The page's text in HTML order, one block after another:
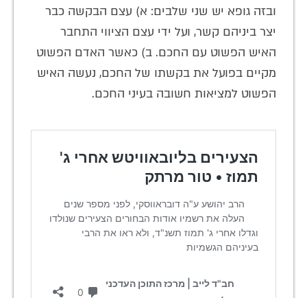
ובזה גופא יש שני שלבים: א) עצם הבקשה כבר
יצר ביניהם קשר, ועל ידי עצם הציווי התחבר
האיש הפשוט עם החכם. ב) כאשר האדם הפשוט
מקיים בפועל את בקשתו של החכם, נעשה האיש
הפשוט למציאות חשובה בעיני החכם.